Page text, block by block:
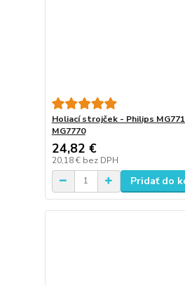
Holiací strojček - Philips
MG7770
24,82 €
20,18 € bez DPH
Pridať do